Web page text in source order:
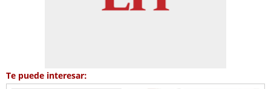
Te puede interesar: